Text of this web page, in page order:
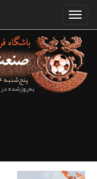
پنج‌شنبه 14 مرداد ماه 1405
به‌روزشده در 5 ساعت و 3 دقیقه قبل